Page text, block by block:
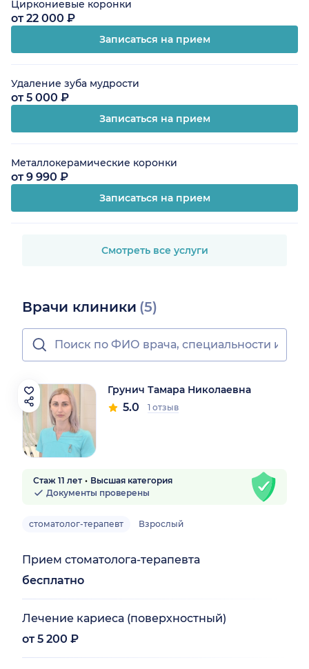
Циркониевые коронки
от 22 000 ₽
Записаться на прием
Удаление зуба мудрости
от 5 000 ₽
Записаться на прием
Металлокерамические коронки
от 9 990 ₽
Записаться на прием
Смотреть все услуги
Врачи клиники (5)
Грунич Тамара Николаевна
5.0 1 отзыв
Стаж 11 лет
Высшая категория
Документы проверены
стоматолог-терапевт Взрослый
Прием стоматолога-терапевта
бесплатно
Лечение кариеса (поверхностный)
от 5 200 ₽